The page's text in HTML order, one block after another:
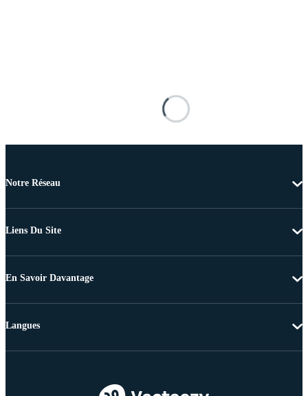
Notre Réseau
Liens Du Site
En Savoir Davantage
Langues